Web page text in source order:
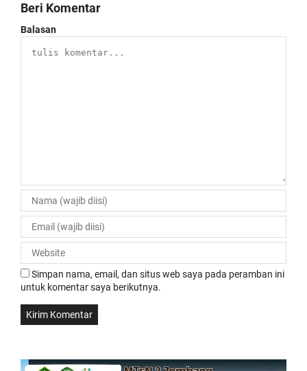
Beri Komentar
Balasan
Simpan nama, email, dan situs web saya pada peramban ini
untuk komentar saya berikutnya.